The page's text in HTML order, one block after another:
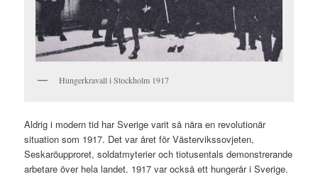
Hungerkravall i Stockholm 1917
Aldrig i modern tid har Sverige varit så nära en revolutionär
situation som 1917. Det var året för Västervikssovjeten,
Seskaröupproret, soldatmyterier och tiotusentals demonstrerande
arbetare över hela landet. 1917 var också ett hungerår i Sverige.